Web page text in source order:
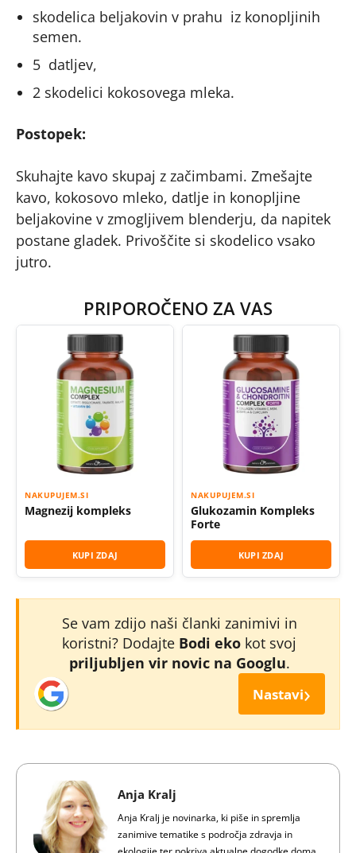
skodelica beljakovin v prahu iz konopljinih
semen.
5 datljev,
2 skodelici kokosovega mleka.
Postopek:
Skuhajte kavo skupaj z začimbami. Zmešajte
kavo, kokosovo mleko, datlje in konopljine
beljakovine v zmogljivem blenderju, da napitek
postane gladek. Privoščite si skodelico vsako
jutro.
PRIPOROČENO ZA VAS
NAKUPUJEM.SI
Magnezij kompleks
KUPI ZDAJ
NAKUPUJEM.SI
Glukozamin Kompleks
Forte
KUPI ZDAJ
Se vam zdijo naši članki zanimivi in
koristni? Dodajte Bodi eko kot svoj
priljubljen vir novic na Googlu.
Nastavi›
Anja Kralj
Anja Kralj je novinarka, ki piše in spremlja
zanimive tematike s področja zdravja in